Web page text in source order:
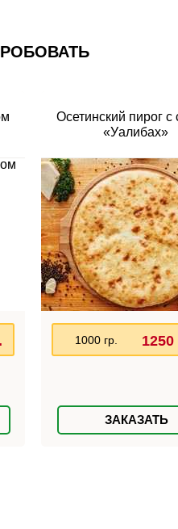
Осетинский пирог
«Уалибах»
1000 гр. 1250
ЗАКАЗАТЬ